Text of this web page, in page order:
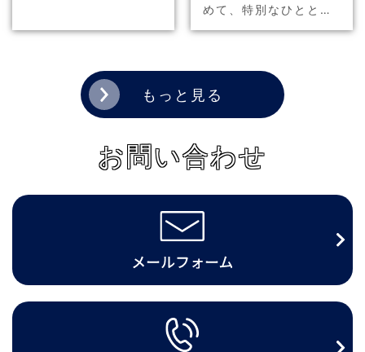
めて、特別なひととき
食事商品券をご用意し
ました。お祝いのギフ
トやお返し、景品…
もっと見る
お問い合わせ